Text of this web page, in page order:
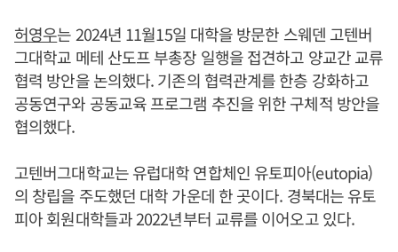
허영우는 2024년 11월15일 대학을 방문한 스웨덴 고텐버
그대학교 메테 산도프 부총장 일행을 접견하고 양교간 교류
협력 방안을 논의했다. 기존의 협력관계를 한층 강화하고
공동연구와 공동교육 프로그램 추진을 위한 구체적 방안을
협의했다.
고텐버그대학교는 유럽대학 연합체인 유토피아(eutopia)
의 창립을 주도했던 대학 가운데 한 곳이다. 경북대는 유토
피아 회원대학들과 2022년부터 교류를 이어오고 있다.